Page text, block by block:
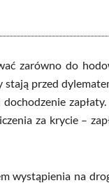
zarówno do
przed
za krycie –
wystąpienia na